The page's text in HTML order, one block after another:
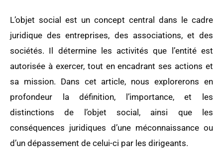
L’objet social est un concept central dans le cadre
juridique des entreprises, des associations, et des
sociétés. Il détermine les activités que l’entité est
autorisée à exercer, tout en encadrant ses actions et
sa mission. Dans cet article, nous explorerons en
profondeur la définition, l’importance, et les
distinctions de l’objet social, ainsi que les
conséquences juridiques d’une méconnaissance ou
d’un dépassement de celui-ci par les dirigeants.